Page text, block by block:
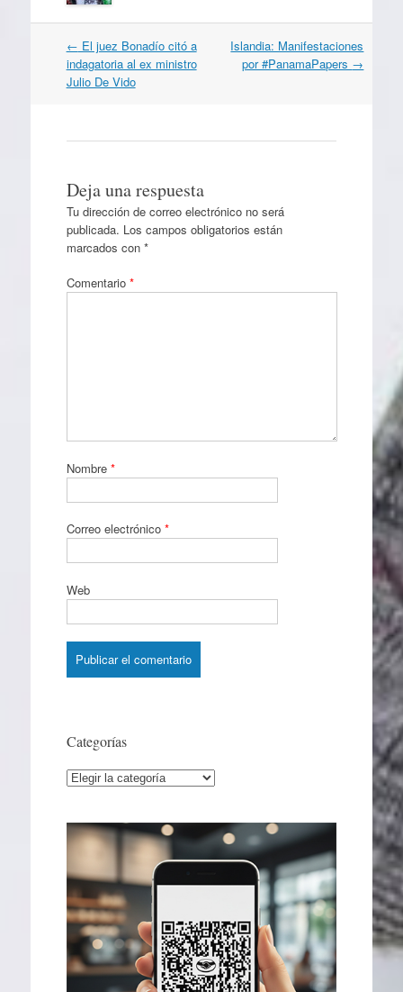
Navegación
por
artículos
← El juez Bonadío citó a
indagatoria al ex ministro
Julio De Vido
Islandia: Manifestaciones
por #PanamaPapers →
Deja una respuesta
Tu dirección de correo electrónico no será
publicada. Los campos obligatorios están
marcados con *
Comentario *
Nombre *
Correo electrónico *
Web
Categorías
Categorías